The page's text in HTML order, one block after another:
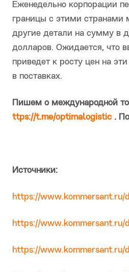
Еженедельно корпорации
границы с этими странами
другие детали на сумму в
долларов. Ожидается, что
приведет к росту цен на
в поставках.
Пишем о международной
ttps://t.me/optimalogistic .
Источники:
https://www.kommersant.ru/
https://www.kommersant.ru/
https://www.kommersant.ru/